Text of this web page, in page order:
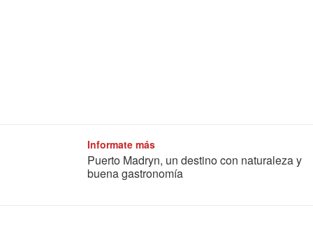
Informate más
Puerto Madryn, un destino con naturaleza y
buena gastronomía